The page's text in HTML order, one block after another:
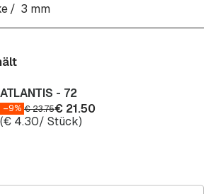
3 mm
ATLANTIS - 72
–9% €23.75€ 21.50
(€ 4.30/ Stück)